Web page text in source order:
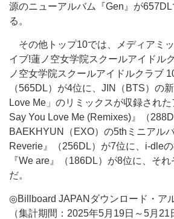
源のニューアルバム『Gen』が
る。
その他トップ10では、メディアミ
イブ!蓮ノ空女学院スクールアイドル
ノ空女学院スクールアイドルクラブ
（565DL）が4位に、JIN（BTS）の
Love Me」のリミックスが収録された
Say You Love Me (Remixes)』（
BAEKHYUN（EXO）の5thミニアル
Reverie』（256DL）が7位に、i-dle
『We are』（186DL）が8位に、そ
だ。
◎Billboard JAPANダウンロード・ア
（集計期間：2025年5月19日～5月21